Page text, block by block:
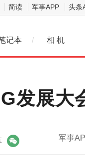
简读 军事APP 头条
记本 / 相 机
发展大
军事